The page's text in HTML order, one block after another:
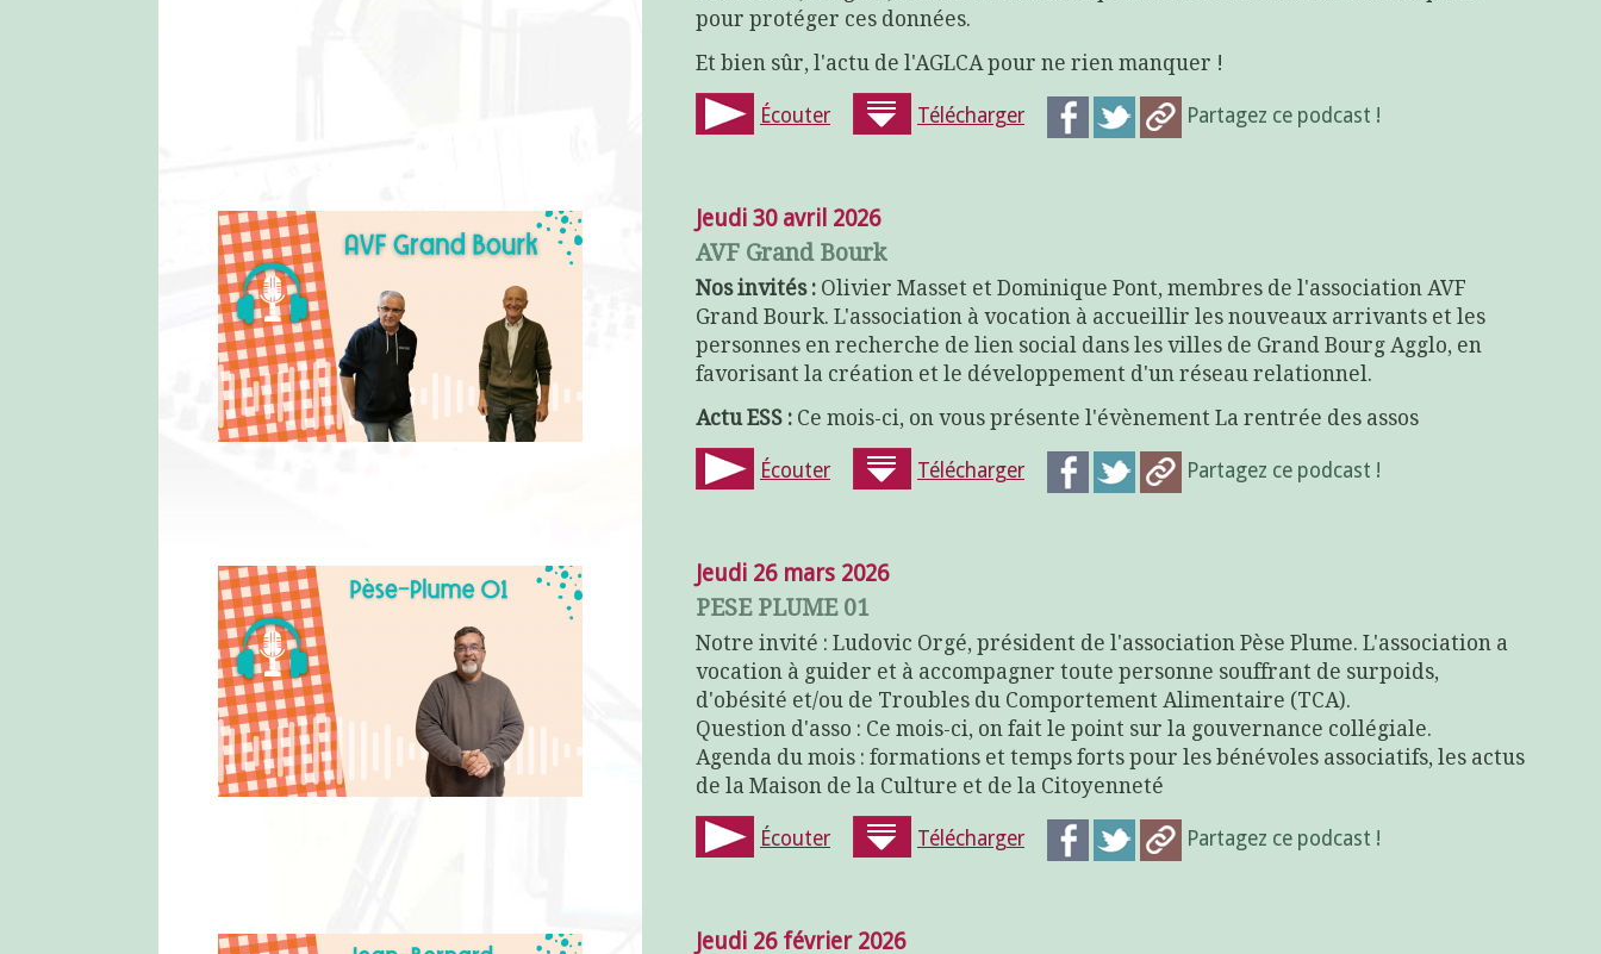
pour protéger ces données.
Et bien sûr, l'actu de l'AGLCA pour ne rien manquer !
Écouter Télécharger Partagez ce podcast !
Jeudi 30 avril 2026
AVF Grand Bourk
Nos invités : Olivier Masset et Dominique Pont, membres de l'association AVF
Grand Bourk. L'association à vocation à accueillir les nouveaux arrivants et les
personnes en recherche de lien social dans les villes de Grand Bourg Agglo, en
favorisant la création et le développement d'un réseau relationnel.
Actu ESS : Ce mois-ci, on vous présente l'évènement La rentrée des assos
Écouter Télécharger Partagez ce podcast !
Jeudi 26 mars 2026
PESE PLUME 01
Notre invité : Ludovic Orgé, président de l'association Pèse Plume. L'association a
vocation à guider et à accompagner toute personne souffrant de surpoids,
d'obésité et/ou de Troubles du Comportement Alimentaire (TCA).
Question d'asso : Ce mois-ci, on fait le point sur la gouvernance collégiale.
Agenda du mois : formations et temps forts pour les bénévoles associatifs, les actus
de la Maison de la Culture et de la Citoyenneté
Écouter Télécharger Partagez ce podcast !
Jeudi 26 février 2026